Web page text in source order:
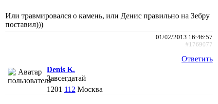
Или травмировался о камень, или Денис правильно на Зебру
поставил)))
01/02/2013 16:46:57
#1769077
Ответить
Denis K.
Завсегдатай
1201 112 Москва